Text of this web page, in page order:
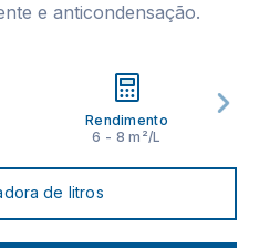
e anticondensação.
Rendimento
6 - 8 m²/L
de litros